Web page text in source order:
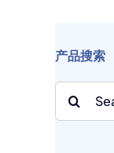
产品搜索
Search
for: